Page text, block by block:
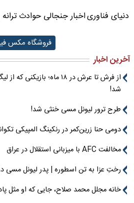
دنیای فناوریاخبار جنجالی حوادث
فروشگاه مکس
آخرین اخبار
از فرش تا عرش در ۱۸ ماه؛
شد!
طرح ترور لیونل مسی خنثی شد!
دومی حنا زرین‌کمر در رنکینگ المپیکی
مخالفت AFC با میزبانی استقلال در عراق
رختِ عزا به تن اسطوره | پدر لیونل مسی
خانه مجلل محمد صلاح، جایی که او مثل